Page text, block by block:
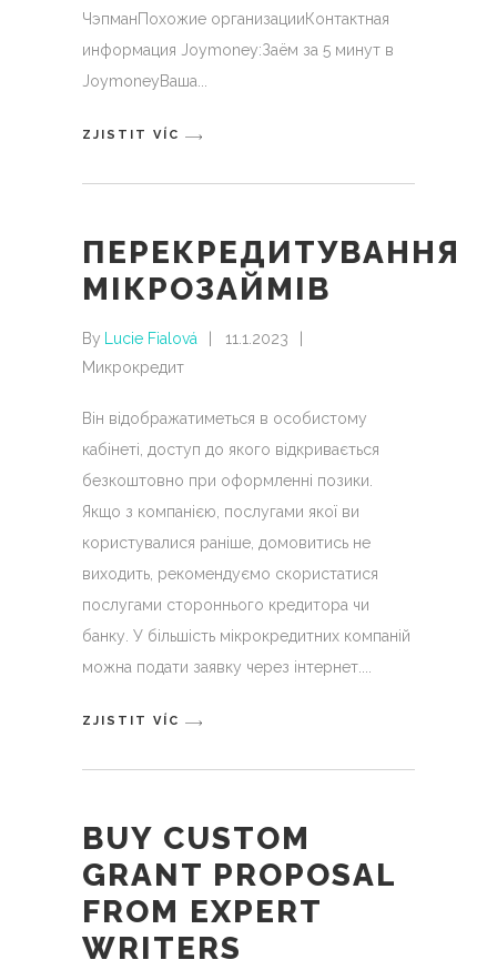
ЧэпманПохожие организацииКонтактная
информация Joymoney:Заём за 5 минут в
JoymoneyВаша
ZJISTIT VÍC
ПЕРЕКРЕДИТУВАННЯ
МІКРОЗАЙМІВ
By Lucie Fialová
11.1.2023
Микрокредит
Він відображатиметься в особистому
кабінеті, доступ до якого відкривається
безкоштовно при оформленні позики.
Якщо з компанією, послугами якої ви
користувалися раніше, домовитись не
виходить, рекомендуємо скористатися
послугами стороннього кредитора чи
банку. У більшість мікрокредитних компаній
можна подати заявку через інтернет.
ZJISTIT VÍC
BUY CUSTOM
GRANT PROPOSAL
FROM EXPERT
WRITERS